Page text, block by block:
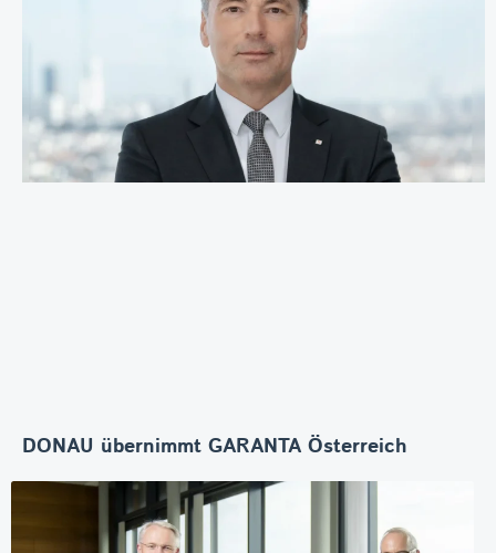
DONAU übernimmt GARANTA Österreich